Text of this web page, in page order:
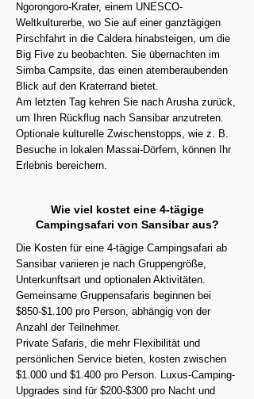
Ngorongoro-Krater, einem UNESCO-
Weltkulturerbe, wo Sie auf einer ganztägigen
Pirschfahrt in die Caldera hinabsteigen, um die
Big Five zu beobachten. Sie übernachten im
Simba Campsite, das einen atemberaubenden
Blick auf den Kraterrand bietet.
Am letzten Tag kehren Sie nach Arusha zurück,
um Ihren Rückflug nach Sansibar anzutreten.
Optionale kulturelle Zwischenstopps, wie z. B.
Besuche in lokalen Massai-Dörfern, können Ihr
Erlebnis bereichern.
Wie viel kostet eine 4-tägige
Campingsafari von Sansibar aus?
Die Kosten für eine 4-tägige Campingsafari ab
Sansibar variieren je nach Gruppengröße,
Unterkunftsart und optionalen Aktivitäten.
Gemeinsame Gruppensafaris beginnen bei
$850-$1.100 pro Person, abhängig von der
Anzahl der Teilnehmer.
Private Safaris, die mehr Flexibilität und
persönlichen Service bieten, kosten zwischen
$1.000 und $1.400 pro Person. Luxus-Camping-
Upgrades sind für $200-$300 pro Nacht und